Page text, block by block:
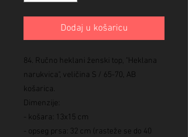
Dodaj u košaricu
84. Ručno heklani ženski top, "Heklana
narukvica", veličina S / 65-70, AB
košarica.
Dimenzije:
- košara: 13x15 cm
- opseg prsa: 32 cm (rasteže se do 40